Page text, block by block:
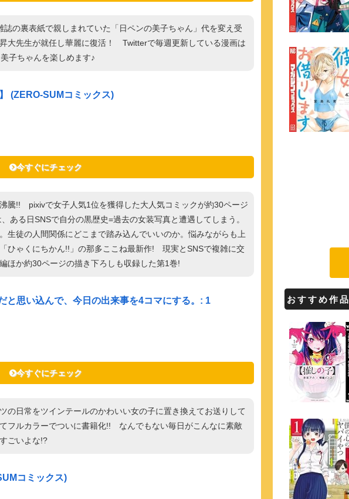
の裏表紙で親しまれていた「日ペンの美子ちゃん」代を変え受
大先生が就任し華麗に復活！ Twitterで毎週更新している漫画は
子ちゃんを楽しめます♪
(ZERO-SUMコミックス)
今すぐにチェック
騰!! pixivで女子人気1位を獲得した大人気コミックが約30ページ
る日SNSで自分の黒歴史=過去の女装写真と遭遇してしまう。
生徒の人間関係にどこまで踏み込んでいいのか。悩みながらも上
ひゃくにちかん!!」の那多ここね最新作! 現実とSNSで複雑に交
か約30ページの描き下ろしも収録した第1巻!
と思い込んで、今日の出来事を4コマにする。: 1
今すぐにチェック
の日常をツインテールのかわいい女の子に置き換えてお送りして
フルカラーでついに書籍化!! なんでもない毎日がこんなに素敵
ごいよな!?
コミックス)
おすすめ作品